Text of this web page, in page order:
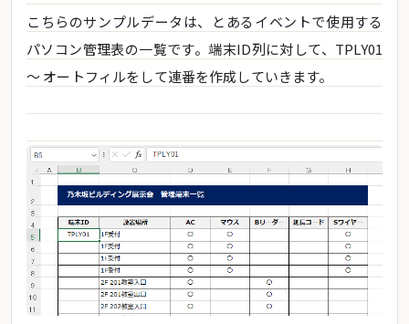
こちらのサンプルデータは、とあるイベントで使用する
パソコン管理表の一覧です。端末ID列に対して、TPLY01
～ オートフィルをして連番を作成していきます。